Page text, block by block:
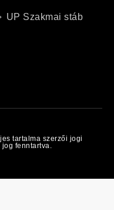
UP Szakmai stáb
tartalma szerzői jogi
fenntartva.